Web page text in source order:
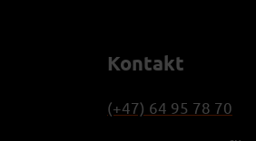
Kontakt
(+47) 64 95 78 70